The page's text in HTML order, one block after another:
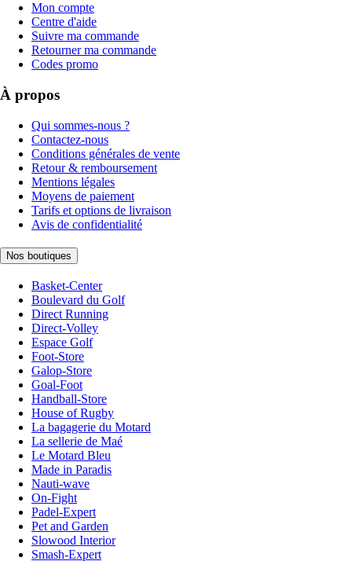
Mon compte
Centre d'aide
Suivre ma commande
Retourner ma commande
Codes promo
À propos
Qui sommes-nous ?
Contactez-nous
Conditions générales de vente
Retour & remboursement
Mentions légales
Moyens de paiement
Tarifs et options de livraison
Avis de confidentialité
Nos boutiques
Basket-Center
Boulevard du Golf
Direct Running
Direct-Volley
Espace Golf
Foot-Store
Galop-Store
Goal-Foot
Handball-Store
House of Rugby
La bagagerie du Motard
La sellerie de Maé
Le Motard Bleu
Made in Paradis
Nauti-wave
On-Fight
Padel-Expert
Pet and Garden
Slowood Interior
Smash-Expert